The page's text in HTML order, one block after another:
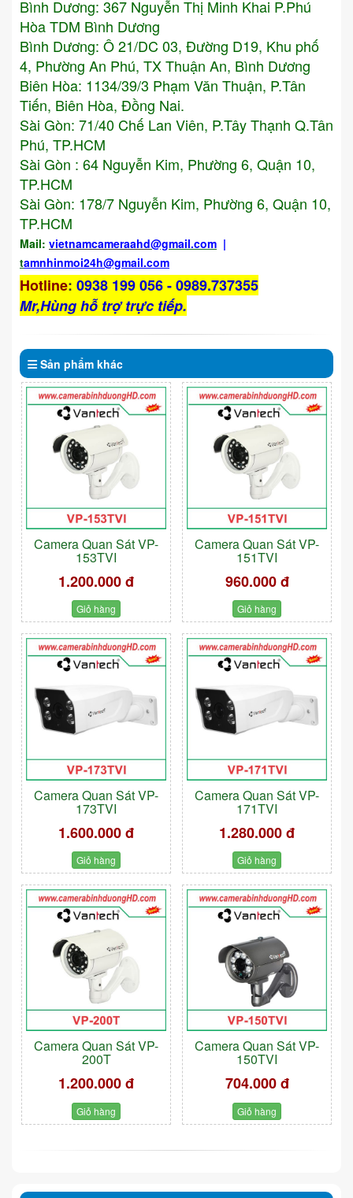
Bình Dương: 367 Nguyễn Thị Minh Khai P.Phú
Hòa TDM Bình Dương
Bình Dương: Ô 21/DC 03, Đường D19, Khu phố
4, Phường An Phú, TX Thuận An, Bình Dương
Biên Hòa: 1134/39/3 Phạm Văn Thuận, P.Tân
Tiến, Biên Hòa, Đồng Nai.
Sài Gòn: 71/40 Chế Lan Viên, P.Tây Thạnh Q.Tân
Phú, TP.HCM
Sài Gòn : 64 Nguyễn Kim, Phường 6, Quận 10,
TP.HCM
Sài Gòn: 178/7 Nguyễn Kim, Phường 6, Quận 10,
TP.HCM
Mail: vietnamcameraahd@gmail.com |
tamnhinmoi24h@gmail.com
Hotline: 0938 199 056 - 0989.737355
Mr,Hùng hỗ trợ trực tiếp.
Sản phẩm khác
Camera Quan Sát VP-
153TVI
1.200.000 đ
Giỏ hàng
Camera Quan Sát VP-
151TVI
960.000 đ
Giỏ hàng
Camera Quan Sát VP-
173TVI
1.600.000 đ
Giỏ hàng
Camera Quan Sát VP-
171TVI
1.280.000 đ
Giỏ hàng
Camera Quan Sát VP-
200T
1.200.000 đ
Giỏ hàng
Camera Quan Sát VP-
150TVI
704.000 đ
Giỏ hàng